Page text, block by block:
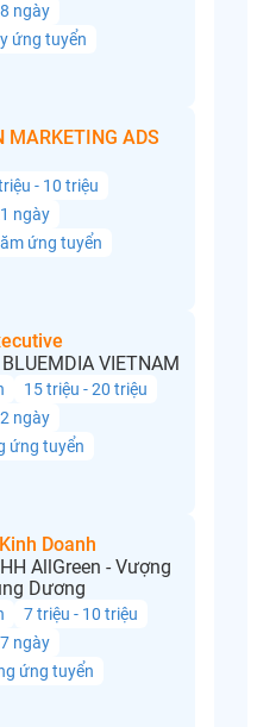
ngày
ứng tuyển
MARKETING ADS
- 10 triệu
ngày
ứng tuyển
VIETNAM
15 triệu - 20 triệu
ngày
ứng tuyển
Doanh
AllGreen - Vượng
Dương
7 triệu - 10 triệu
ngày
ứng tuyển